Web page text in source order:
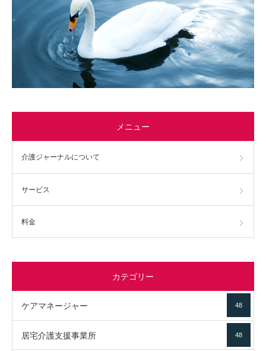
メニュー
介護ジャーナルについて
サービス
料金
カテゴリー
ケアマネージャー 48
居宅介護支援事業所 48